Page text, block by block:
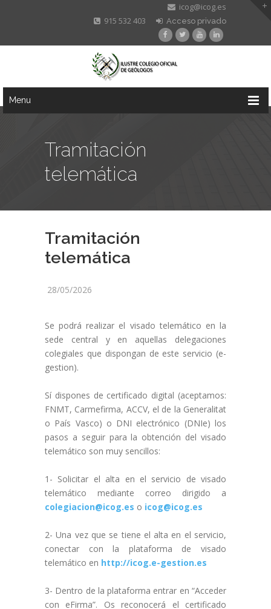
icog@icog.es
915 532 403
Acceso privado
Menu
Tramitación
telemática
Tramitación
telemática
28/05/2026
Se podrá realizar el visado telemático en la
sede central y en aquellas delegaciones
colegiales que dispongan de este servicio (e-
gestion).
Sí dispones de certificado digital (aceptamos:
FNMT, Carmefirma, ACCV, el de la Generalitat
o País Vasco) o DNI electrónico (DNIe) los
pasos a seguir para la obtención del visado
telemático son muy sencillos:
1- Solicitar el alta en el servicio de visado
telemático mediante correo dirigido a
colegiacion@icog.es o icog@icog.es
2- Una vez que se tiene el alta en el servicio,
conectar con la plataforma de visado
telemático en http://icog.e-gestion.es
3- Dentro de la plataforma entrar en “Acceder
con eFirma”. Os reconocerá el certificado